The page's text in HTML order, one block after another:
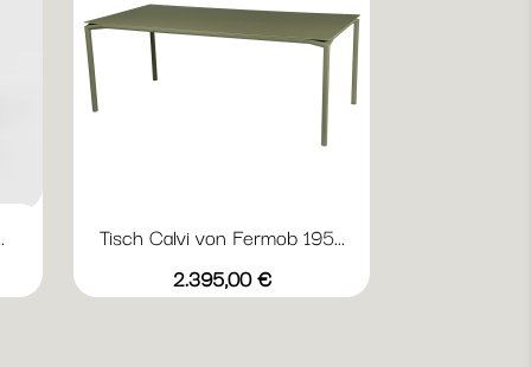
Tisch Calvi von Fermob 195...
Preis
2.395,00 €
Vorschau
AbyssblauAcapulcoblau
Anthrazit
Chili Gewittergrau